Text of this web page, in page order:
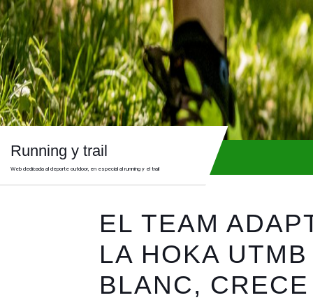
Skip
to
content
Running y trail
Web dedicada al deporte outdoor, en especial al running y el trail
EL TEAM
LA HOKA
BLANC, CRECE